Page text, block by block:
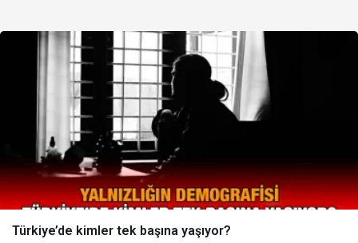
Türkiye’de kimler tek başına yaşıyor?